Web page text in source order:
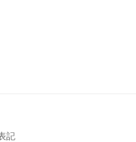
記